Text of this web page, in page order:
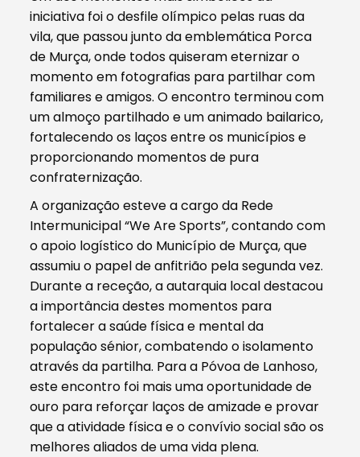
iniciativa foi o desfile olímpico pelas ruas da
vila, que passou junto da emblemática Porca
de Murça, onde todos quiseram eternizar o
momento em fotografias para partilhar com
familiares e amigos. O encontro terminou com
um almoço partilhado e um animado bailarico,
fortalecendo os laços entre os municípios e
proporcionando momentos de pura
confraternização.
A organização esteve a cargo da Rede
Intermunicipal “We Are Sports”, contando com
o apoio logístico do Município de Murça, que
assumiu o papel de anfitrião pela segunda vez.
Durante a receção, a autarquia local destacou
a importância destes momentos para
fortalecer a saúde física e mental da
população sénior, combatendo o isolamento
através da partilha. Para a Póvoa de Lanhoso,
este encontro foi mais uma oportunidade de
ouro para reforçar laços de amizade e provar
que a atividade física e o convívio social são os
melhores aliados de uma vida plena.